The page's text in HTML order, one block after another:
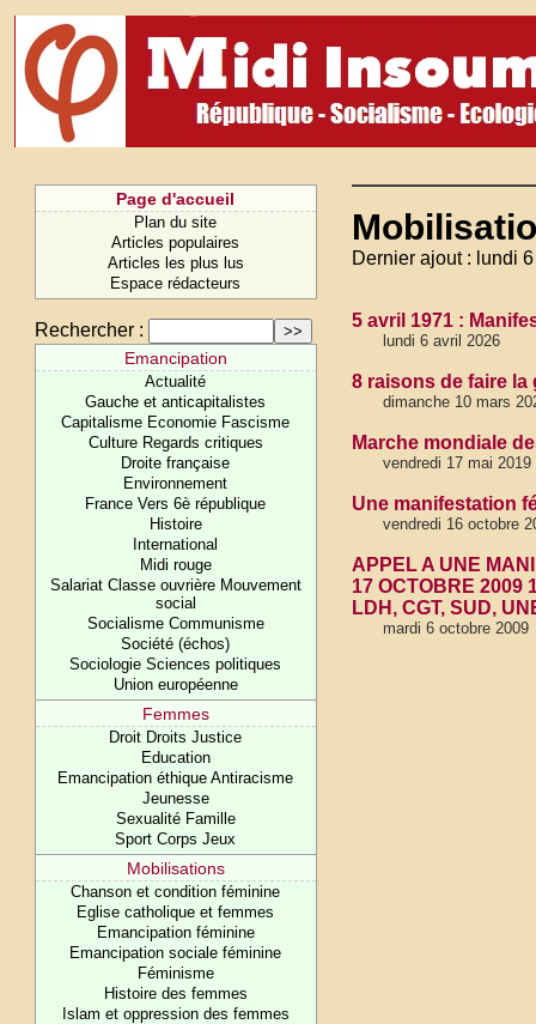
Page d'accueil
Plan du site
Articles populaires
Articles les plus lus
Espace rédacteurs
Rechercher :
Emancipation
Actualité
Gauche et anticapitalistes
Capitalisme Economie Fascisme
Culture Regards critiques
Droite française
Environnement
France Vers 6è république
Histoire
International
Midi rouge
Salariat Classe ouvrière Mouvement
social
Socialisme Communisme
Société (échos)
Sociologie Sciences politiques
Union européenne
Femmes
Droit Droits Justice
Education
Emancipation éthique Antiracisme
Jeunesse
Sexualité Famille
Sport Corps Jeux
Mobilisations
Chanson et condition féminine
Eglise catholique et femmes
Emancipation féminine
Emancipation sociale féminine
Féminisme
Histoire des femmes
Islam et oppression des femmes
Dernier ajout : lundi
5 avril 1971 :
lundi 6 avril 2026
8 raisons de faire la
dimanche 10 mars
Marche mondiale
vendredi 17 mai 2019
Une manifestation
vendredi 16 octobre
APPEL A UNE
17 OCTOBRE 2009
LDH, CGT, SUD,
mardi 6 octobre 2009